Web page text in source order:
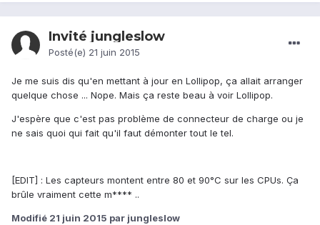
Invité jungleslow
Posté(e) 21 juin 2015
Je me suis dis qu'en mettant à jour en Lollipop, ça allait arranger
quelque chose ... Nope. Mais ça reste beau à voir Lollipop.
J'espère que c'est pas problème de connecteur de charge ou je
ne sais quoi qui fait qu'il faut démonter tout le tel.
[EDIT] : Les capteurs montent entre 80 et 90°C sur les CPUs. Ça
brûle vraiment cette m**** ..
Modifié 21 juin 2015 par jungleslow